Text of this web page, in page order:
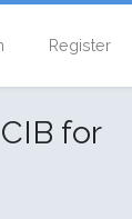
Register
for